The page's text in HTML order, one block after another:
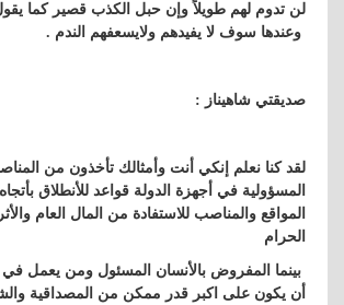
لن تدوم لهم طويلاً وإن حبل الكذب قصير كما
وعندها سوف لا يفيدهم ولايسعفهم الندم .
صديقتي شاهيناز :
لقد كنا نعلم إنكي أنت وأمثالك تأخذون من
المسؤولية في أجهزة الدولة قواعد للأنطلاق
المواقع والمناصب للاستفادة من المال العام
الحرام
بينما المفروض بالأنسان المسئول ومن يعمل
أن يكون على اكبر قدر ممكن من المصداقية